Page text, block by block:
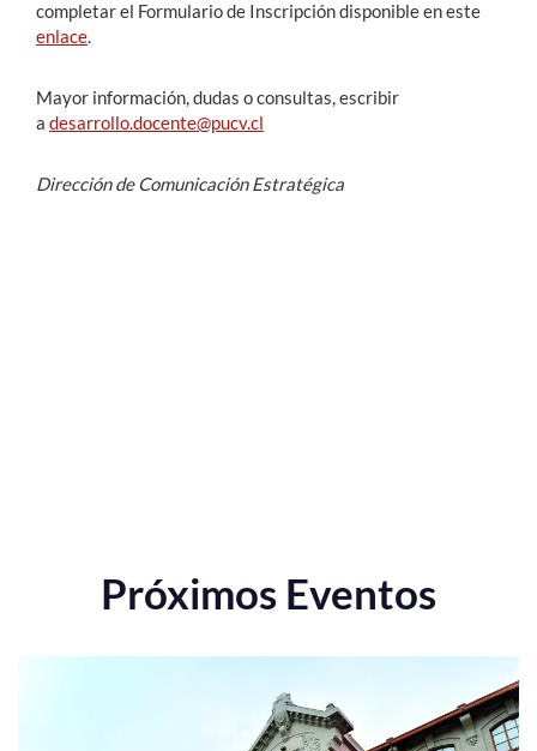
completar el Formulario de Inscripción disponible en este
enlace
Mayor información, dudas o consultas, escribir
a desarrollo.docente@pucv.cl
Dirección de Comunicación Estratégica
Próximos Eventos